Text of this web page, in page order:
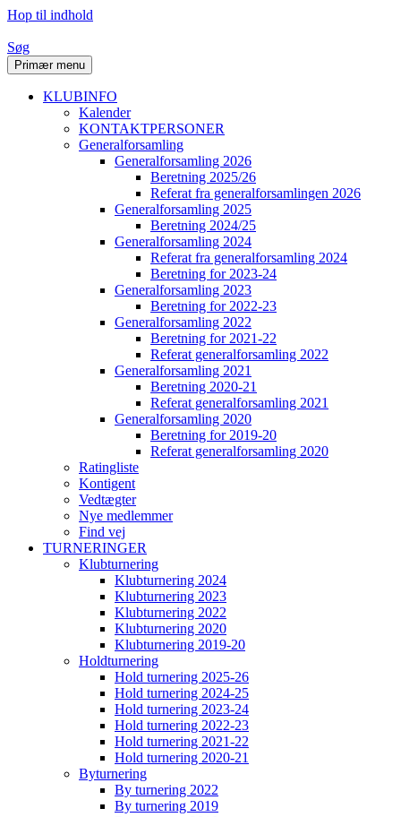
Hop til indhold
Søg
Primær menu
KLUBINFO
Kalender
KONTAKTPERSONER
Generalforsamling
Generalforsamling 2026
Beretning 2025/26
Referat fra generalforsamlingen 2026
Generalforsamling 2025
Beretning 2024/25
Generalforsamling 2024
Referat fra generalforsamling 2024
Beretning for 2023-24
Generalforsamling 2023
Beretning for 2022-23
Generalforsamling 2022
Beretning for 2021-22
Referat generalforsamling 2022
Generalforsamling 2021
Beretning 2020-21
Referat generalforsamling 2021
Generalforsamling 2020
Beretning for 2019-20
Referat generalforsamling 2020
Ratingliste
Kontigent
Vedtægter
Nye medlemmer
Find vej
TURNERINGER
Klubturnering
Klubturnering 2024
Klubturnering 2023
Klubturnering 2022
Klubturnering 2020
Klubturnering 2019-20
Holdturnering
Hold turnering 2025-26
Hold turnering 2024-25
Hold turnering 2023-24
Hold turnering 2022-23
Hold turnering 2021-22
Hold turnering 2020-21
Byturnering
By turnering 2022
By turnering 2019